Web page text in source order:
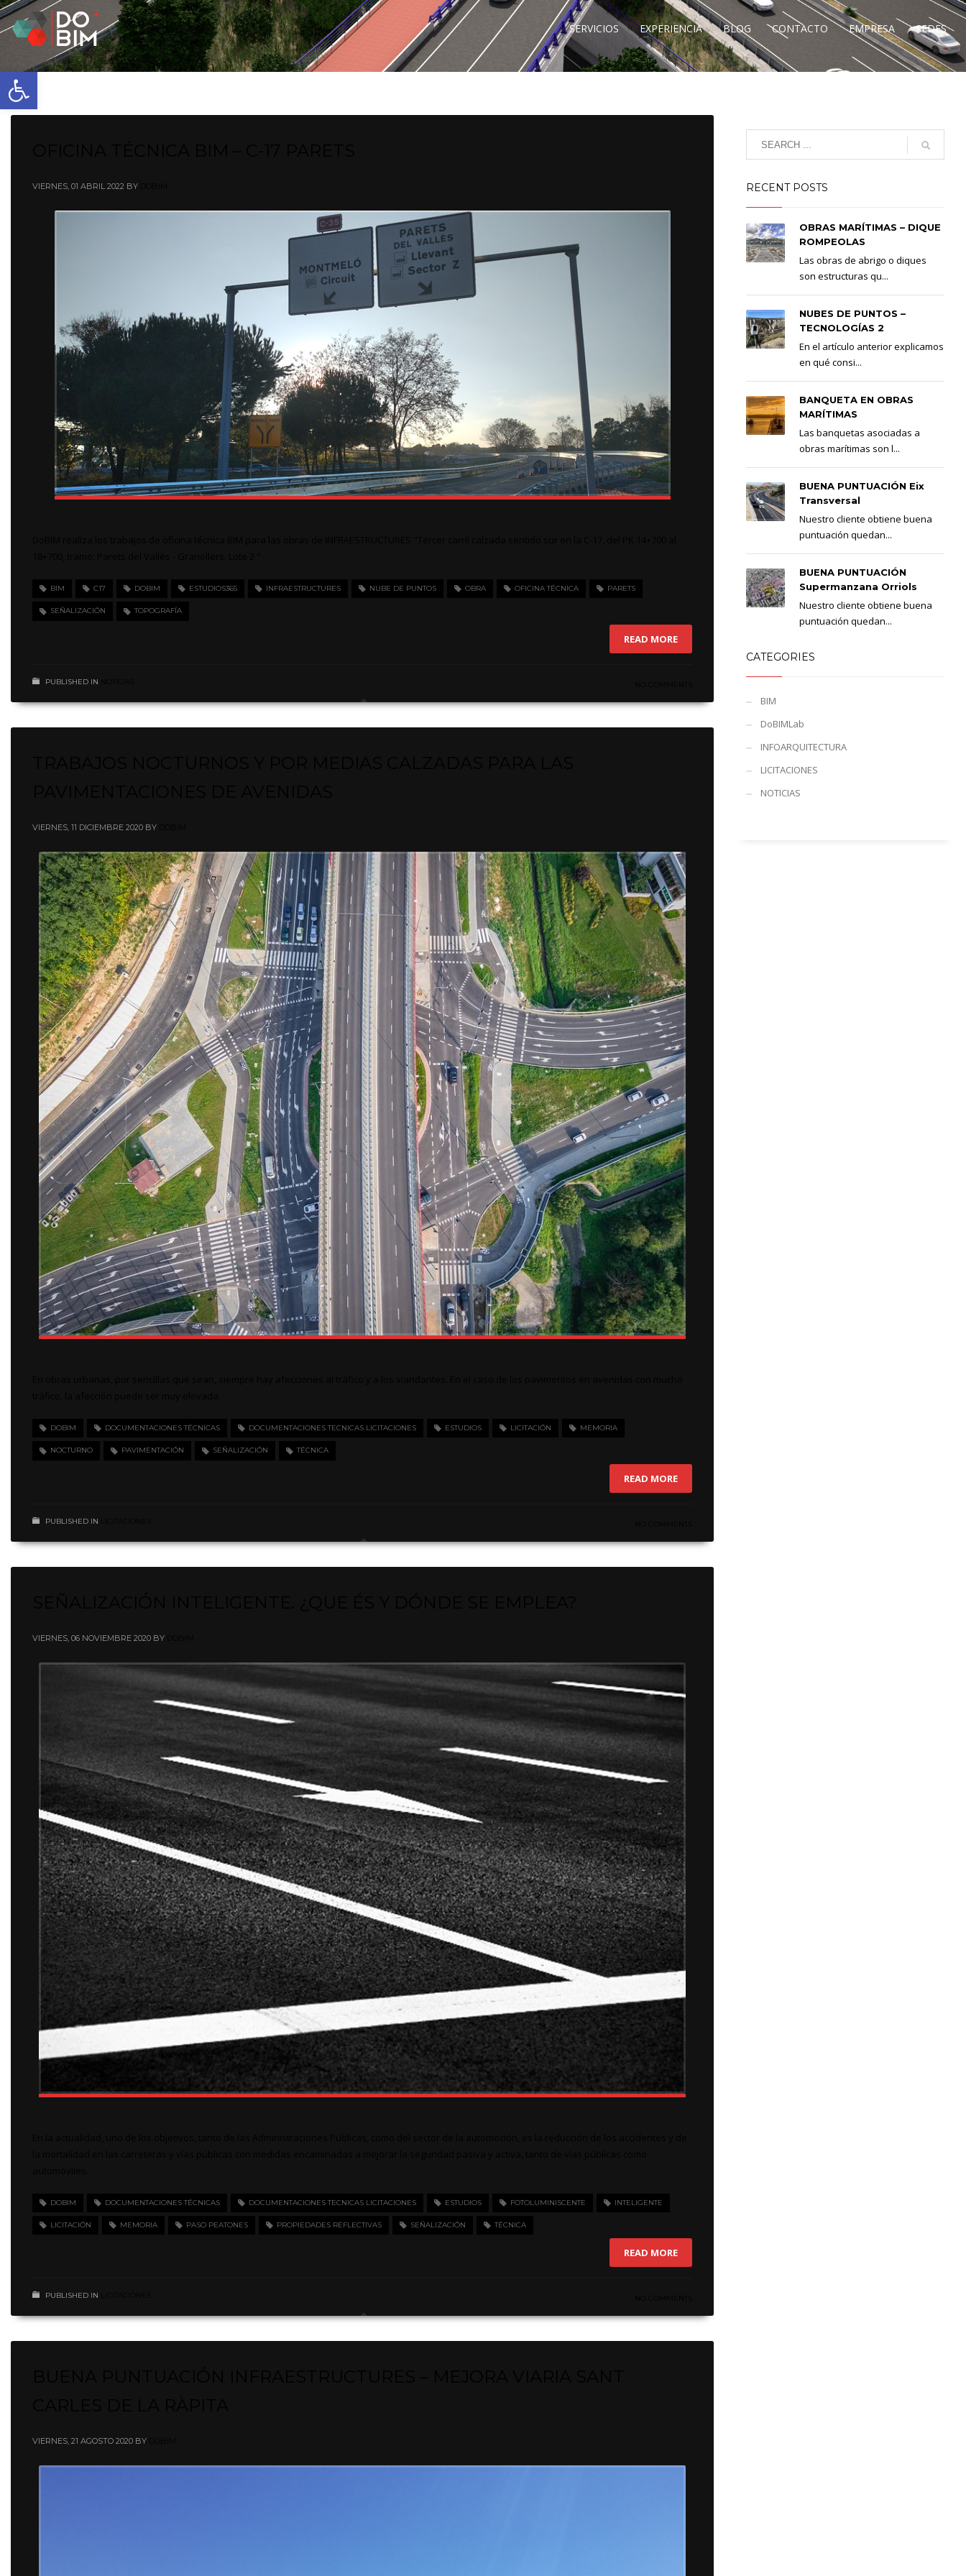
Abrir barra de herramientas
SERVICIOS EXPERIENCIA BLOG CONTACTO EMPRESA SEDES
VIERNES, 01 ABRIL 2022 BY
BIM C17 DOBIM ESTUDIOS365 INFRAESTRUCTURES NUBE DE PUNTOS OBRA OFICINA TÉCNICA PARETS
SEÑALIZACIÓN TOPOGRAFÍA
READ MORE
PUBLISHED IN
VIERNES, 11 DICIEMBRE 2020 BY
DOBIM DOCUMENTACIONES TÉCNICAS DOCUMENTACIONES TECNICAS LICITACIONES ESTUDIOS LICITACIÓN MEMORIA
NOCTURNO PAVIMENTACIÓN SEÑALIZACIÓN TÉCNICA
READ MORE
PUBLISHED IN
VIERNES, 06 NOVIEMBRE 2020 BY
DOBIM DOCUMENTACIONES TÉCNICAS DOCUMENTACIONES TECNICAS LICITACIONES ESTUDIOS FOTOLUMINISCENTE INTELIGENTE
LICITACIÓN MEMORIA PASO PEATONES PROPIEDADES REFLECTIVAS SEÑALIZACIÓN TÉCNICA
READ MORE
PUBLISHED IN
VIERNES, 21 AGOSTO 2020 BY
RECENT POSTS
OBRAS MARÍTIMAS – DIQUE
ROMPEOLAS
Las obras de abrigo o diques
son estructuras qu...
NUBES DE PUNTOS –
TECNOLOGÍAS 2
En el artículo anterior explicamos
en qué consi...
BANQUETA EN OBRAS
MARÍTIMAS
Las banquetas asociadas a
obras marítimas son l...
BUENA PUNTUACIÓN Eix
Transversal
Nuestro cliente obtiene buena
puntuación quedan...
BUENA PUNTUACIÓN
Supermanzana Orriols
Nuestro cliente obtiene buena
puntuación quedan...
CATEGORIES
BIM
DoBIMLab
INFOARQUITECTURA
LICITACIONES
NOTICIAS